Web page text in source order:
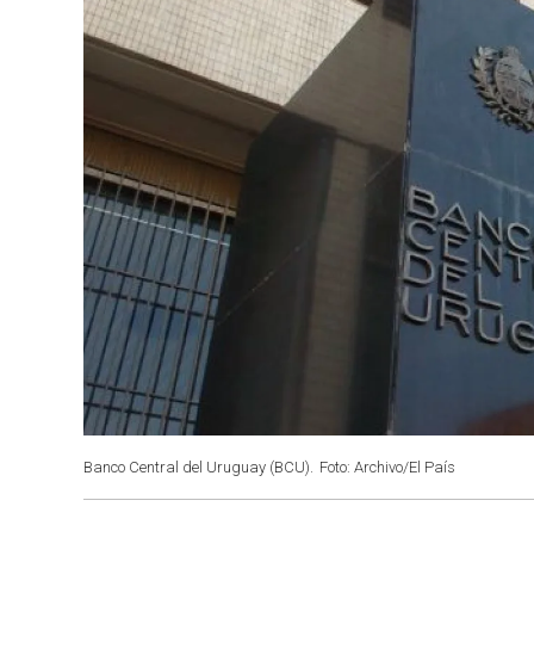
Banco Central del Uruguay (BCU). Foto: Archivo/El País